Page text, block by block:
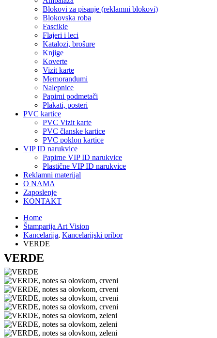
Blokovi za pisanje (reklamni blokovi)
Blokovska roba
Fascikle
Flajeri i leci
Katalozi, brošure
Knjige
Koverte
Vizit karte
Memorandumi
Nalepnice
Papirni podmetači
Plakati, posteri
PVC kartice
PVC Vizit karte
PVC članske kartice
PVC poklon kartice
VIP ID narukvice
Papirne VIP ID narukvice
Plastične VIP ID narukvice
Reklamni materijal
O NAMA
Zaposlenje
KONTAKT
Home
Štamparija Art Vision
Kancelarija, Kancelarijski pribor
VERDE
VERDE